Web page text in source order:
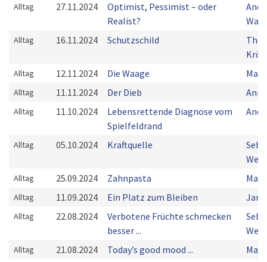
Alltag 27.11.2024
Optimist, Pessimist – oder
Realist?
Alltag 16.11.2024 Schutzschild
Alltag 12.11.2024 Die Waage
Alltag 11.11.2024 Der Dieb
Alltag 11.10.2024
Lebensrettende Diagnose vom
Spielfeldrand
Alltag 05.10.2024 Kraftquelle
Alltag 25.09.2024 Zahnpasta
Alltag 11.09.2024 Ein Platz zum Bleiben Jan
Alltag 22.08.2024
Verbotene Früchte schmecken
besser ...
Alltag 21.08.2024 Todayʼs good mood ...